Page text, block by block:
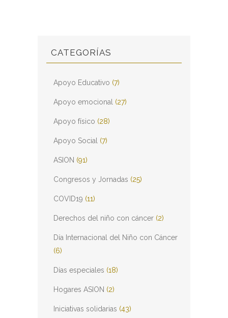
CATEGORÍAS
Apoyo Educativo (7)
Apoyo emocional (27)
Apoyo físico (28)
Apoyo Social (7)
ASION (91)
Congresos y Jornadas (25)
COVID19 (11)
Derechos del niño con cáncer (2)
Día Internacional del Niño con Cáncer
(6)
Días especiales (18)
Hogares ASION (2)
Iniciativas solidarias (43)